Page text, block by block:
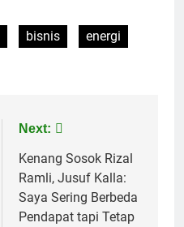
bisnis
energi
Next:
Kenang Sosok Rizal
Ramli, Jusuf Kalla:
Saya Sering Berbeda
Pendapat tapi Tetap